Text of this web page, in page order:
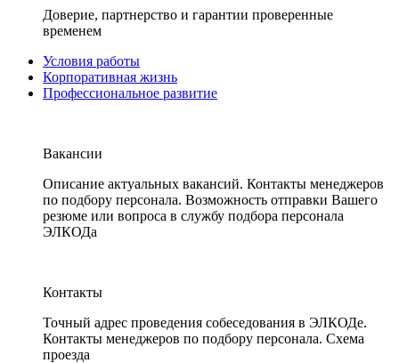
Доверие, партнерство и гарантии проверенные
временем
Условия работы
Корпоративная жизнь
Профессиональное развитие
Вакансии
Описание актуальных вакансий. Контакты менеджеров
по подбору персонала. Возможность отправки Вашего
резюме или вопроса в службу подбора персонала
ЭЛКОДа
Контакты
Точный адрес проведения собеседования в ЭЛКОДе.
Контакты менеджеров по подбору персонала. Схема
проезда